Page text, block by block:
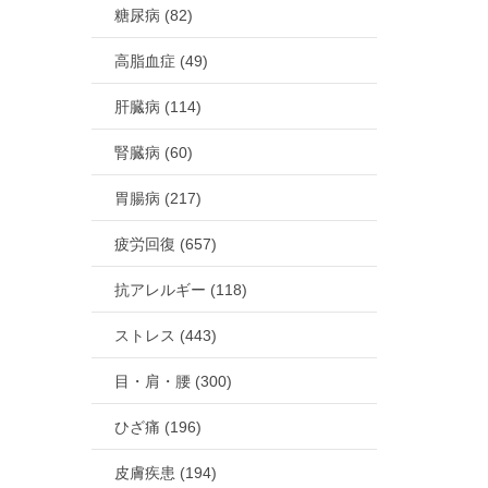
糖尿病 (82)
高脂血症 (49)
肝臓病 (114)
腎臓病 (60)
胃腸病 (217)
疲労回復 (657)
抗アレルギー (118)
ストレス (443)
目・肩・腰 (300)
ひざ痛 (196)
皮膚疾患 (194)